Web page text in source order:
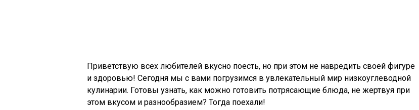
Приветствую всех любителей вкусно поесть, но при этом не навредить своей фигуре
и здоровью! Сегодня мы с вами погрузимся в увлекательный мир низкоуглеводной
кулинарии. Готовы узнать, как можно готовить потрясающие блюда, не жертвуя при
этом вкусом и разнообразием? Тогда поехали!